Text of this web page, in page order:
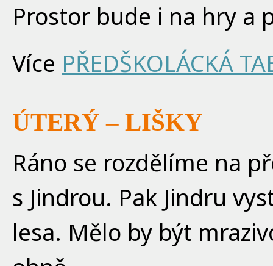
Prostor bude i na hry a
Více PŘEDŠKOLÁCKÁ
ÚTERÝ – LIŠKY
Ráno se rozdělíme na
s Jindrou. Pak Jindru
lesa. Mělo by být